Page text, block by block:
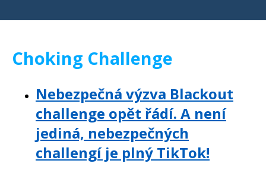
Choking Challenge
Nebezpečná výzva Blackout
challenge opět řádí. A není
jediná, nebezpečných
challengí je plný TikTok!